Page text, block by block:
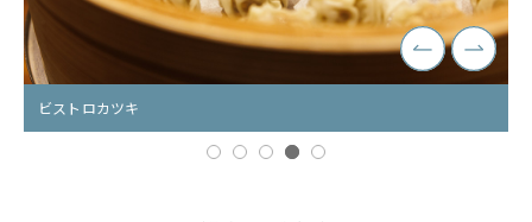
ビストロカツキ
ビストロカツキ
ビストロカツキ
ビストロカツキ
ビストロカツキ